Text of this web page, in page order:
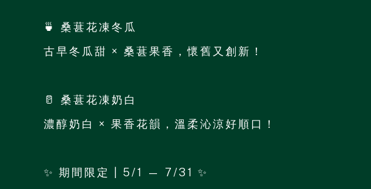
🍵 桑葚花凍冬瓜
古早冬瓜甜 × 桑葚果香，懷舊又創新！
🥛 桑葚花凍奶白
濃醇奶白 × 果香花韻，溫柔沁涼好順口！
✨ 期間限定 | 5/1 — 7/31 ✨